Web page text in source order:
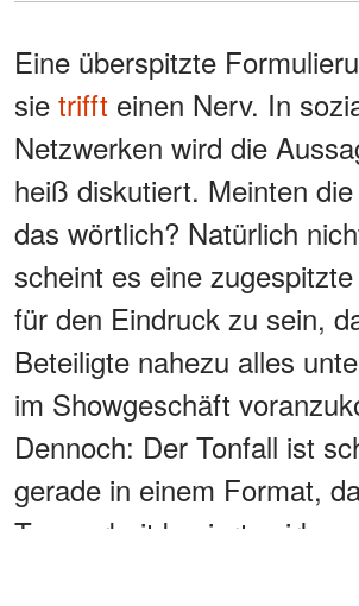
Eine überspitzte
sie trifft einen Nerv. In
Netzwerken wird die
heiß diskutiert. Meinten
das wörtlich? Natürlich
scheint es eine
für den Eindruck zu sein,
Beteiligte nahezu alles
im Showgeschäft
Dennoch: Der Tonfall ist
gerade in einem Format,
Teamarbeit basiert, wirken